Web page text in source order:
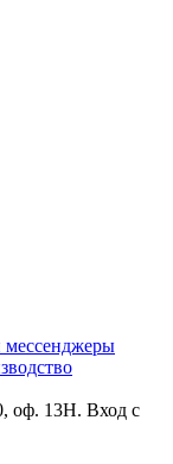
оф. 13Н. Вход с